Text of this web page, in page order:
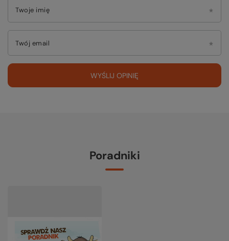
Twoje imię
Twój email
WYŚLIJ OPINIĘ
Poradniki